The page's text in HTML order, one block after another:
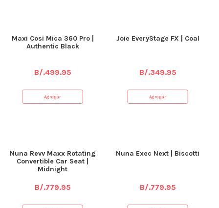
Maxi Cosi Mica 360 Pro |
Authentic Black
B/.499.95
Agregar
Joie EveryStage FX | Coal
B/.349.95
Agregar
Nuna Revv Maxx Rotating
Convertible Car Seat |
Midnight
B/.779.95
Nuna Exec Next | Biscotti
B/.779.95